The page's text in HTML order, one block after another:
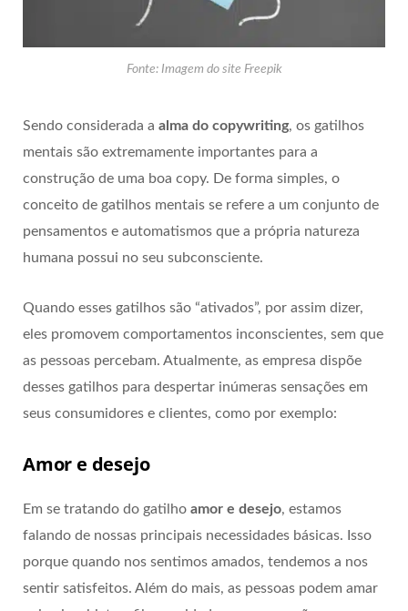
Fonte: Imagem do site Freepik
Sendo considerada a alma do copywriting, os gatilhos
mentais são extremamente importantes para a
construção de uma boa copy. De forma simples, o
conceito de gatilhos mentais se refere a um conjunto de
pensamentos e automatismos que a própria natureza
humana possui no seu subconsciente.
Quando esses gatilhos são “ativados”, por assim dizer,
eles promovem comportamentos inconscientes, sem que
as pessoas percebam. Atualmente, as empresa dispõe
desses gatilhos para despertar inúmeras sensações em
seus consumidores e clientes, como por exemplo:
Amor e desejo
Em se tratando do gatilho amor e desejo, estamos
falando de nossas principais necessidades básicas. Isso
porque quando nos sentimos amados, tendemos a nos
sentir satisfeitos. Além do mais, as pessoas podem amar